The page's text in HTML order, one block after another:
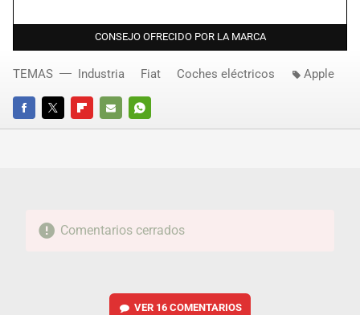
CONSEJO OFRECIDO POR LA MARCA
FACEBOOKTWITTERFLIPBOARD
E-
WHATSAPP
TEMAS Industria Fiat Coches eléctricos Apple
Comentarios cerrados
VER 16 COMENTARIOS